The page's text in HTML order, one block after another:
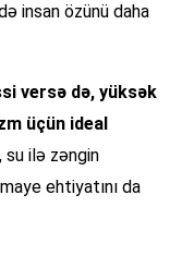
insan özünü daha
versə də, yüksək
üçün ideal
su ilə zəngin
ehtiyatını da